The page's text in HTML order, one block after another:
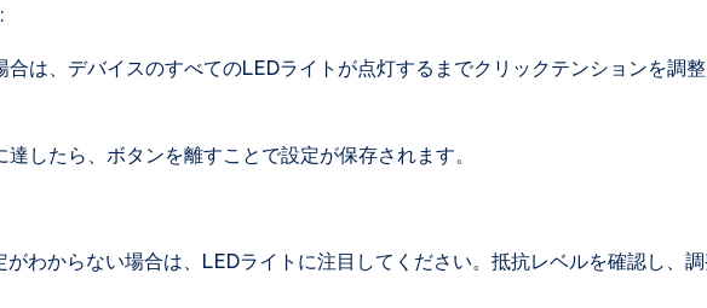
は、デバイスのすべてのLEDライトが点灯するまでクリックテンションを調
したら、ボタンを離すことで設定が保存されます。
わからない場合は、LEDライトに注目してください。抵抗レベルを確認し、